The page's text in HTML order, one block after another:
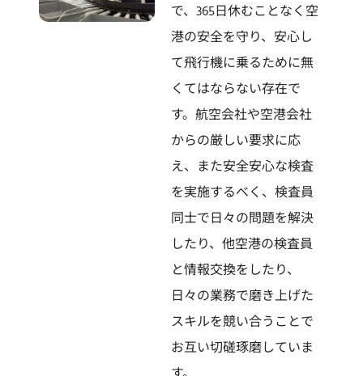
で、365日休むことなく空
港の安全を守り、安心し
て飛行機に乗るために無
くてはならない存在で
す。航空会社や空港会社
からの厳しい要求に応
え、また安全安心な検査
を実施するべく、検査員
同士で日々の問題を解決
したり、他空港の検査員
と情報交換をしたり、
日々の業務で磨き上げた
スキルを競い合うことで
お互い切磋琢磨していま